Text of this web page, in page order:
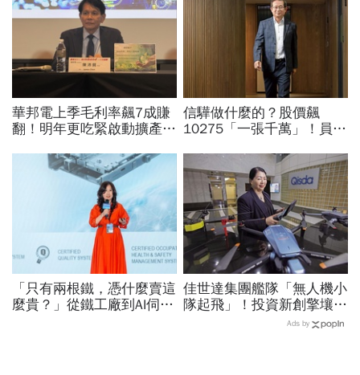
華邦電上季毛利率飆7成賺
翻！明年更吃緊啟動擴產、
若想到，早入主記憶體廠
信驊做什麼的？股價飆
10275「一張千萬」！員工
工程師如何孵出「萬金股」
「只有兩根鐵，憑什麼賣這
麼貴？」從鐵工廠到AI伺服
佳世達集團艦隊「無人機小
隊起飛」！投資新創擎壤、
翔隆，總座親督軍養大精
Ads by